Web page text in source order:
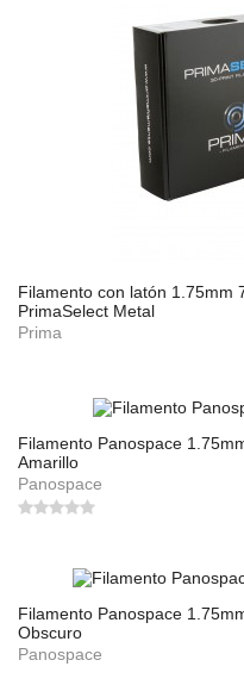
Filamento con latón 1.75mm
PrimaSelect Metal
Prima
Filamento Panospace
Amarillo
Panospace
Filamento Panospace
Obscuro
Panospace